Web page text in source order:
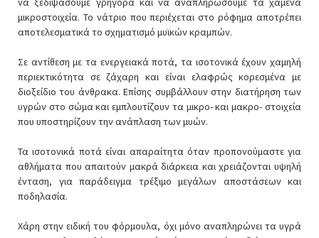
μικροστοιχεία. Το νάτριο που περιέχεται στο ρόφημα αποτρέπει
αποτελεσματικά το σχηματισμό μυϊκών κραμπών.
Σε αντίθεση με τα ενεργειακά ποτά, τα ισοτονικά έχουν χαμηλή
περιεκτικότητα σε ζάχαρη και είναι ελαφρώς κορεσμένα με
διοξείδιο του άνθρακα. Επίσης συμβάλλουν στην διατήρηση των
υγρών στο σώμα και εμπλουτίζουν τα μικρο- και μακρο- στοιχεία
που υποστηρίζουν την ανάπλαση των μυών.
Τα ισοτονικά ποτά είναι απαραίτητα όταν προπονούμαστε για
αθλήματα που απαιτούν μακρά διάρκεια και χρειάζονται υψηλή
ένταση, για παράδειγμα τρέξιμο μεγάλων αποστάσεων και
ποδηλασία.
Χάρη στην ειδική του φόρμουλα, όχι μόνο αναπληρώνει τα υγρά